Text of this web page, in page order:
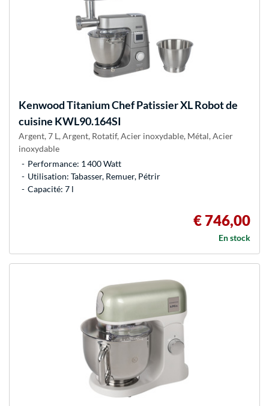
KenwoodTitanium Chef Patissier XL Robot de
cuisine KWL90.164SI
Argent, 7 L, Argent, Rotatif, Acier inoxydable, Métal, Acier
inoxydable
Performance: 1 400 Watt
Utilisation: Tabasser, Remuer, Pétrir
Capacité: 7 l
€ 746,00
En stock